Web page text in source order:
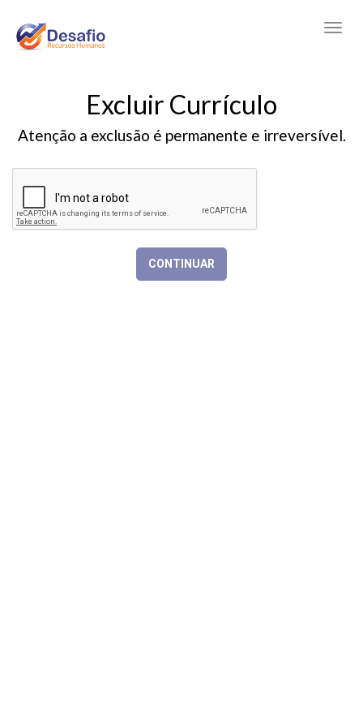
Excluir Currículo
Atenção a exclusão é permanente e irreversível.